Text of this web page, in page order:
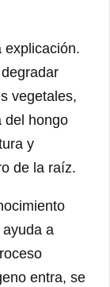
explicación.
vegetales,
del hongo
y
de la raíz.
a
entra, se